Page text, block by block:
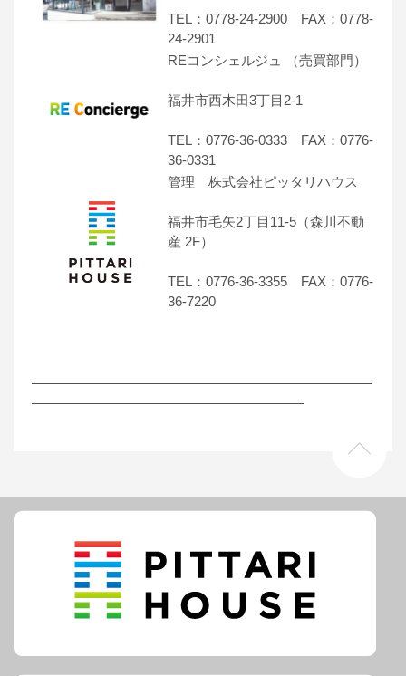
TEL：0778-24-2900 FAX：0778-
24-2901
REコンシェルジュ （売買部門）
福井市西木田3丁目2-1
TEL：0776-36-0333 FAX：0776-
36-0331
管理 株式会社ピッタリハウス
福井市毛矢2丁目11-5（森川不動
産 2F）
TEL：0776-36-3355 FAX：0776-
36-7220
―――――――――――――――――――――――――
――――――――――――――――――――